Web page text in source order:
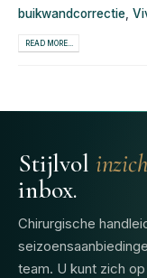
buikwandcorrectie
READ MORE...
Stijlvol
inbox.
Chirurgische
team. U kunt zich